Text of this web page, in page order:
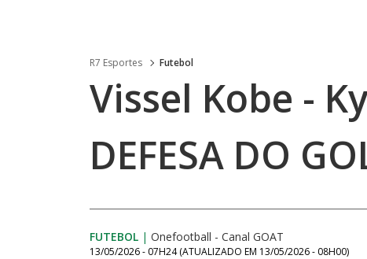
R7 Esportes Futebol
Vissel Kobe -
DEFESA DO
FUTEBOL | Onefootball - Canal GOAT
13/05/2026 - 07H24 (ATUALIZADO EM 13/05/2026 - 08H00)